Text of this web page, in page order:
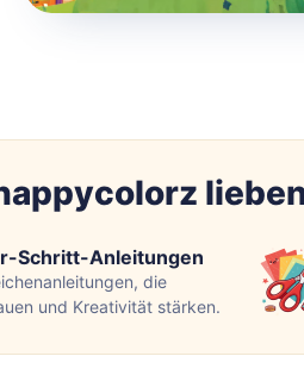
Schritt-Anleitungen
die
und Kreativität stärken.